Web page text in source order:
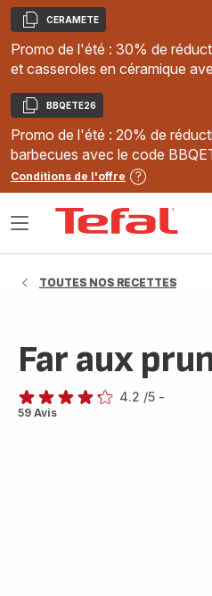
Copier
CERAMETE
Promo de l'été : 30% de
et casseroles en céramique
Copier
BBQETE26
Promo de l'été : 20% de
barbecues avec le code
Conditions de l'offre
Ouvrir
TOUTES NOS RECETTES
Far aux
ratings.4.2
4.2 /5 -
59 Avis